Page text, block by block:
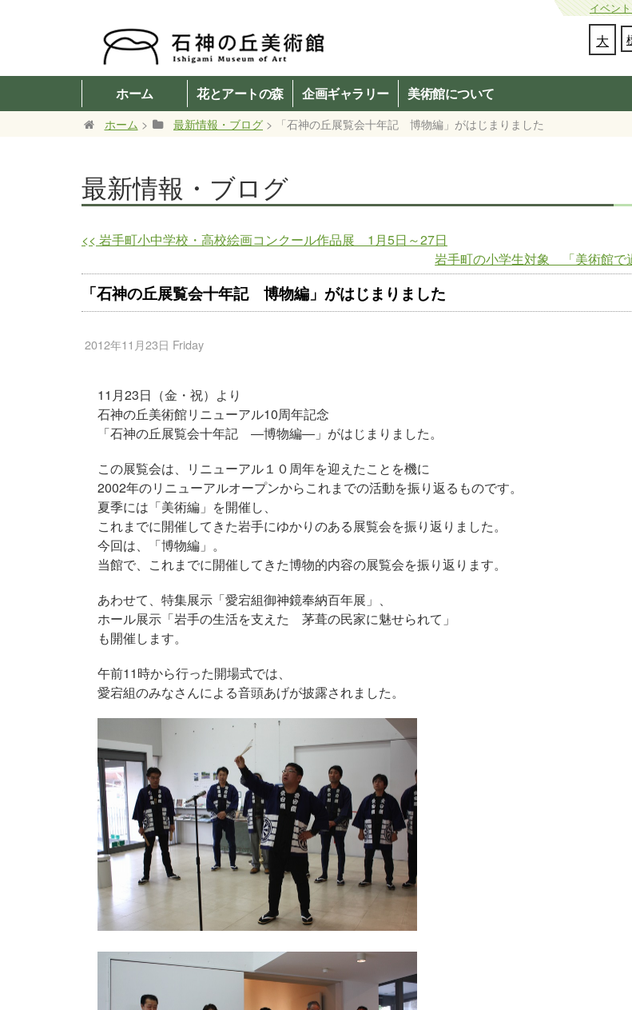
イベン
大
ホーム 花とアートの森 企画ギャラリー 美術館について
ホーム > 最新情報・ブログ > 「石神の丘展覧会十年記 博物編」がはじまりました
最新情報・ブログ
<< 岩手町小中学校・高校絵画コンクール作品展 1月5日～27日
岩手町の小学生対象 「美術館で
「石神の丘展覧会十年記 博物編」がはじまりました
2012年11月23日 Friday
11月23日（金・祝）より
石神の丘美術館リニューアル10周年記念
「石神の丘展覧会十年記 ―博物編―」がはじまりました。
この展覧会は、リニューアル１０周年を迎えたことを機に
2002年のリニューアルオープンからこれまでの活動を振り返るものです。
夏季には「美術編」を開催し、
これまでに開催してきた岩手にゆかりのある展覧会を振り返りました。
今回は、「博物編」。
当館で、これまでに開催してきた博物的内容の展覧会を振り返ります。
あわせて、特集展示「愛宕組御神鏡奉納百年展」、
ホール展示「岩手の生活を支えた 茅葺の民家に魅せられて」
も開催します。
午前11時から行った開場式では、
愛宕組のみなさんによる音頭あげが披露されました。